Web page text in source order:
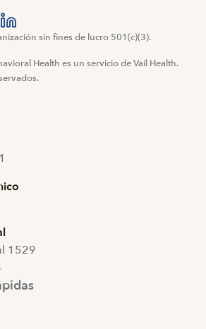
en YouTubeen LinkedIn
sin fines de lucro 501(c)(3).
Health es un servicio de Vail Health.
1529